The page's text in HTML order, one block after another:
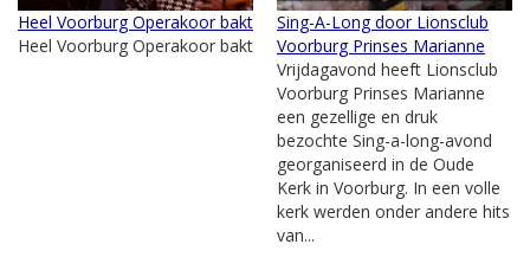
Heel Voorburg Operakoor bakt
Heel Voorburg Operakoor bakt
Sing-A-Long door Lionsclub
Voorburg Prinses Marianne
Vrijdagavond heeft Lionsclub
Voorburg Prinses Marianne
een gezellige en druk
bezochte Sing-a-long-avond
georganiseerd in de Oude
Kerk in Voorburg. In een volle
kerk werden onder andere hits
van...